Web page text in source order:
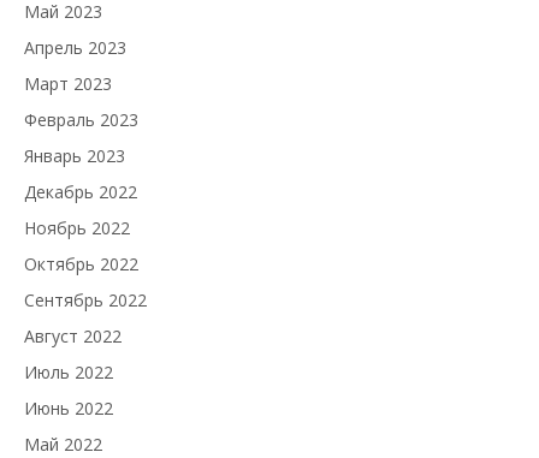
Май 2023
Апрель 2023
Март 2023
Февраль 2023
Январь 2023
Декабрь 2022
Ноябрь 2022
Октябрь 2022
Сентябрь 2022
Август 2022
Июль 2022
Июнь 2022
Май 2022